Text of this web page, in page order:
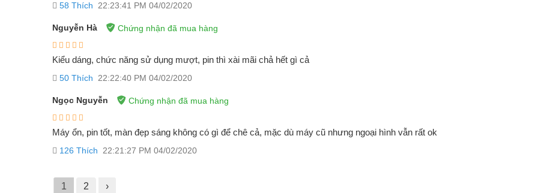
58 Thích 22:23:41 PM 04/02/2020
Nguyễn Hà Chứng nhận đã mua hàng
Kiểu dáng, chức năng sử dụng mượt, pin thì xài mãi chả hết gì cả
50 Thích 22:22:40 PM 04/02/2020
Ngọc Nguyễn Chứng nhận đã mua hàng
Máy ổn, pin tốt, màn đẹp sáng không có gì để chê cả, mặc dù máy cũ nhưng ngoại hình vẫn rất ok
126 Thích 22:21:27 PM 04/02/2020
1 2 ›